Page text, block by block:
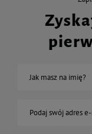
Jak masz na imię?
Podaj swój adres